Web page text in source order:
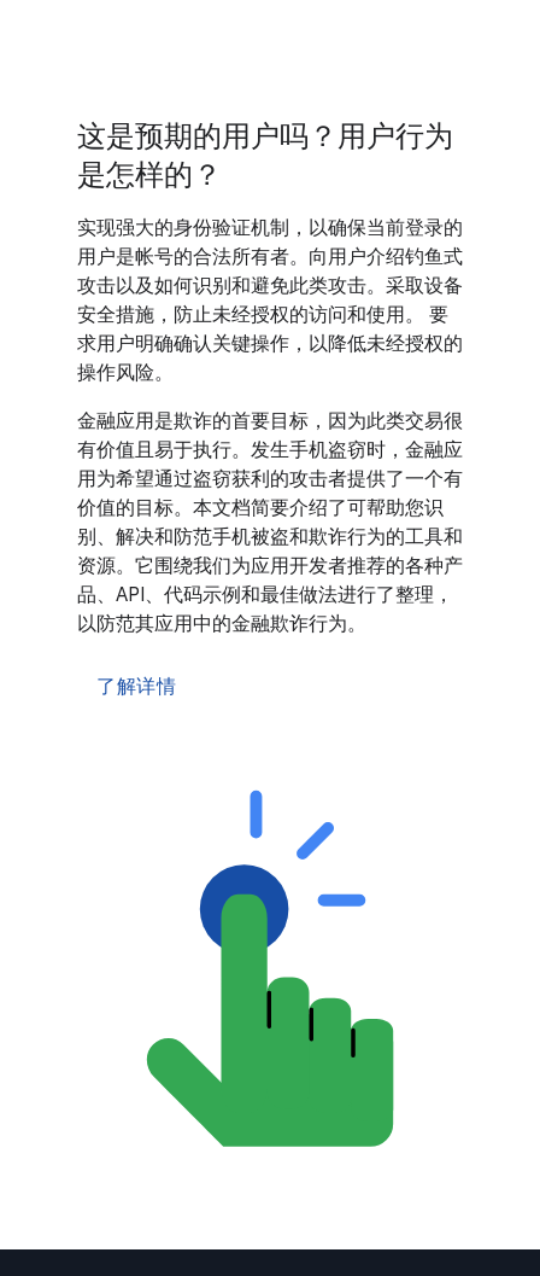
这是预期的用户吗？用户行为
是怎样的？
实现强大的身份验证机制，以确保当前登录的
用户是帐号的合法所有者。向用户介绍钓鱼式
攻击以及如何识别和避免此类攻击。采取设备
安全措施，防止未经授权的访问和使用。 要
求用户明确确认关键操作，以降低未经授权的
操作风险。
金融应用是欺诈的首要目标，因为此类交易很
有价值且易于执行。发生手机盗窃时，金融应
用为希望通过盗窃获利的攻击者提供了一个有
价值的目标。本文档简要介绍了可帮助您识
别、解决和防范手机被盗和欺诈行为的工具和
资源。它围绕我们为应用开发者推荐的各种产
品、API、代码示例和最佳做法进行了整理，
以防范其应用中的金融欺诈行为。
了解详情